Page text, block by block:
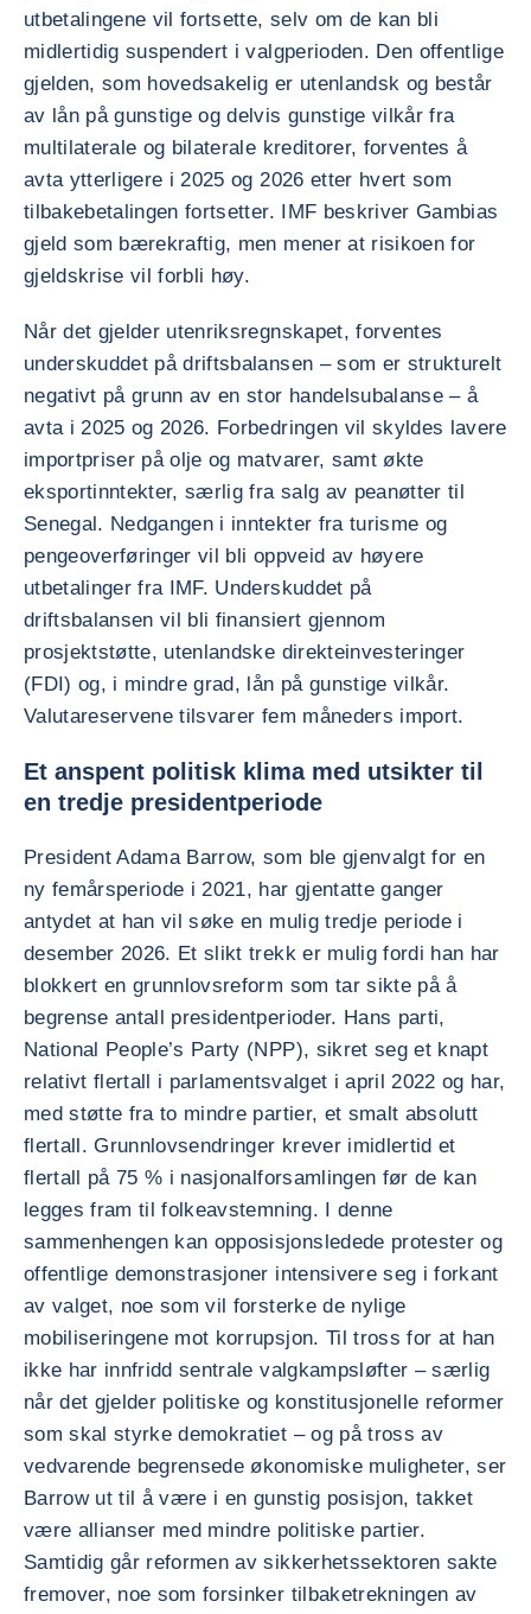
utbetalingene vil fortsette, selv om de kan bli
midlertidig suspendert i valgperioden. Den offentlige
gjelden, som hovedsakelig er utenlandsk og består
av lån på gunstige og delvis gunstige vilkår fra
multilaterale og bilaterale kreditorer, forventes å
avta ytterligere i 2025 og 2026 etter hvert som
tilbakebetalingen fortsetter. IMF beskriver Gambias
gjeld som bærekraftig, men mener at risikoen for
gjeldskrise vil forbli høy.
Når det gjelder utenriksregnskapet, forventes
underskuddet på driftsbalansen – som er strukturelt
negativt på grunn av en stor handelsubalanse – å
avta i 2025 og 2026. Forbedringen vil skyldes lavere
importpriser på olje og matvarer, samt økte
eksportinntekter, særlig fra salg av peanøtter til
Senegal. Nedgangen i inntekter fra turisme og
pengeoverføringer vil bli oppveid av høyere
utbetalinger fra IMF. Underskuddet på
driftsbalansen vil bli finansiert gjennom
prosjektstøtte, utenlandske direkteinvesteringer
(FDI) og, i mindre grad, lån på gunstige vilkår.
Valutareservene tilsvarer fem måneders import.
Et anspent politisk klima med utsikter til
en tredje presidentperiode
President Adama Barrow, som ble gjenvalgt for en
ny femårsperiode i 2021, har gjentatte ganger
antydet at han vil søke en mulig tredje periode i
desember 2026. Et slikt trekk er mulig fordi han har
blokkert en grunnlovsreform som tar sikte på å
begrense antall presidentperioder. Hans parti,
National People’s Party (NPP), sikret seg et knapt
relativt flertall i parlamentsvalget i april 2022 og har,
med støtte fra to mindre partier, et smalt absolutt
flertall. Grunnlovsendringer krever imidlertid et
flertall på 75 % i nasjonalforsamlingen før de kan
legges fram til folkeavstemning. I denne
sammenhengen kan opposisjonsledede protester og
offentlige demonstrasjoner intensivere seg i forkant
av valget, noe som vil forsterke de nylige
mobiliseringene mot korrupsjon. Til tross for at han
ikke har innfridd sentrale valgkampsløfter – særlig
når det gjelder politiske og konstitusjonelle reformer
som skal styrke demokratiet – og på tross av
vedvarende begrensede økonomiske muligheter, ser
Barrow ut til å være i en gunstig posisjon, takket
være allianser med mindre politiske partier.
Samtidig går reformen av sikkerhetssektoren sakte
fremover, noe som forsinker tilbaketrekningen av